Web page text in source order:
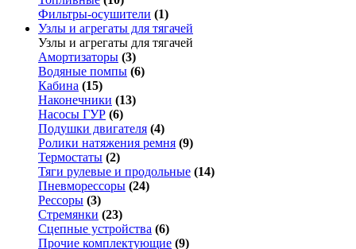
Фильтры-осушители (1)
Узлы и агрегаты для тягачей
Узлы и агрегаты для тягачей
Амортизаторы (3)
Водяные помпы (6)
Кабина (15)
Наконечники (13)
Насосы ГУР (6)
Подушки двигателя (4)
Ролики натяжения ремня (9)
Термостаты (2)
Тяги рулевые и продольные (14)
Пневморессоры (24)
Рессоры (3)
Стремянки (23)
Сцепные устройства (6)
Прочие комплектующие (9)